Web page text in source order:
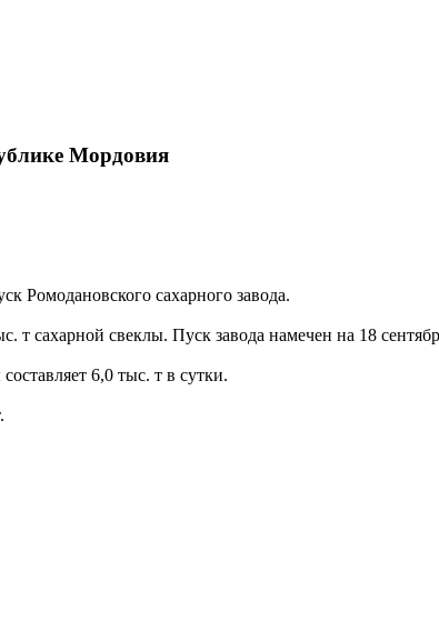
Мордовия
Ромодановского сахарного завода.
т сахарной свеклы. Пуск завода намечен на 18
6,0 тыс. т в сутки.